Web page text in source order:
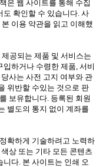
은 웹 사이트를 통해 수집
확인할 수 있습니다. 사
이용 약관을 읽고 이해했
공되는 제품 및 서비스는
하거나 수령한 제품, 서비
사는 사전 고지 여부와 관
위반할 수있는 것으로 판
보유합니다. 등록된 회원
별도의 통지 없이 계좌를
확하게 기술하려고 노력하
상 또는 기타 모든 콘텐츠
다. 본 사이트는 인쇄 오